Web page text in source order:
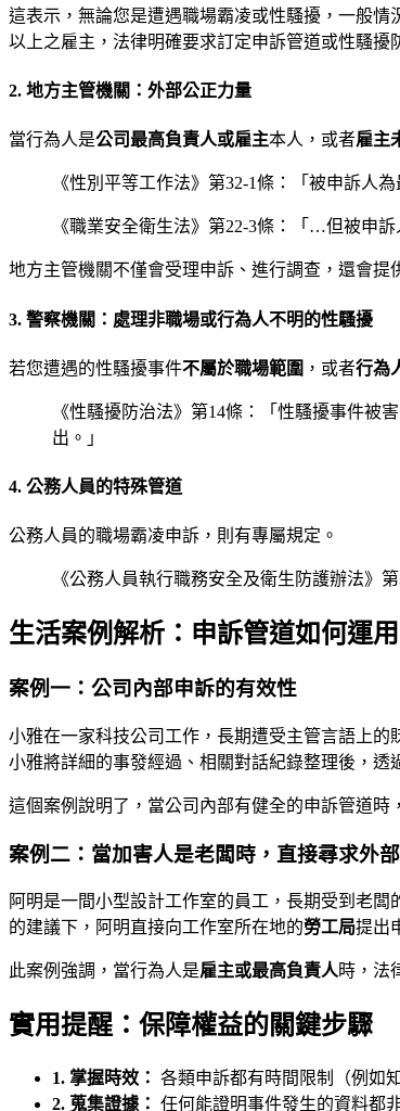
這表示，無論您是遭遇職場霸凌或性騷擾，一般
以上之雇主，法律明確要求訂定申訴管道或性騷擾
2. 地方主管機關：外部公正力量
當行為人是公司最高負責人或雇主本人，或者雇主
《性別平等工作法》第32-1條：「被申訴人
《職業安全衛生法》第22-3條：「…但被申
地方主管機關不僅會受理申訴、進行調查，還會提
3. 警察機關：處理非職場或行為人不明的性騷擾
若您遭遇的性騷擾事件不屬於職場範圍 ，或者行為
《性騷擾防治法》第14條：「性騷擾事件
出。」
4. 公務人員的特殊管道
公務人員的職場霸凌申訴，則有專屬規定。
《公務人員執行職務安全及衛生防護辦法》
生活案例解析：申訴管道如何運用
案例一：公司內部申訴的有效性
小雅在一家科技公司工作，長期遭受主管言語上
小雅將詳細的事發經過、相關對話紀錄整理後，
這個案例說明了，當公司內部有健全的申訴管道時，
案例二：當加害人是老闆時，直接尋求外
阿明是一間小型設計工作室的員工，長期受到老
的建議下，阿明直接向工作室所在地的勞工局提出
此案例強調，當行為人是雇主或最高負責人時，法
實用提醒：保障權益的關鍵步驟
1. 掌握時效： 各類申訴都有時間限制（例如
2. 蒐集證據： 任何能證明事件發生的資料都